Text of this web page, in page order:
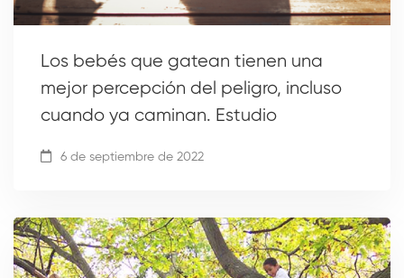
Los bebés que gatean tienen una
mejor percepción del peligro, incluso
cuando ya caminan. Estudio
6 de septiembre de 2022